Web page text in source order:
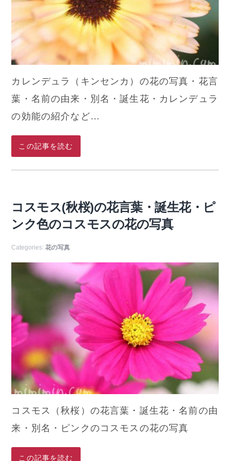
カレンデュラ（キンセンカ）の花の写真・花言
葉・名前の由来・別名・誕生花・カレンデュラ
の効能の紹介など…
この記事を読む
コスモス(秋桜)の花言葉・誕生花・ピ
ンク色のコスモスの花の写真
Categories:花の写真
コスモス（秋桜）の花言葉・誕生花・名前の由
来・別名・ピンクのコスモスの花の写真
この記事を読む